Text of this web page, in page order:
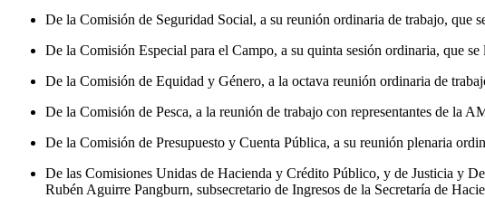
De la Comisión de Seguridad Social, a su reunión ordinaria de trabajo, que
De la Comisión Especial para el Campo, a su quinta sesión ordinaria, que
De la Comisión de Equidad y Género, a la octava reunión ordinaria de
De la Comisión de Pesca, a la reunión de trabajo con representantes de la
De la Comisión de Presupuesto y Cuenta Pública, a su reunión plenaria
De las Comisiones Unidas de Hacienda y Crédito Público, y de Justicia y
Rubén Aguirre Pangburn, subsecretario de Ingresos de la Secretaría de